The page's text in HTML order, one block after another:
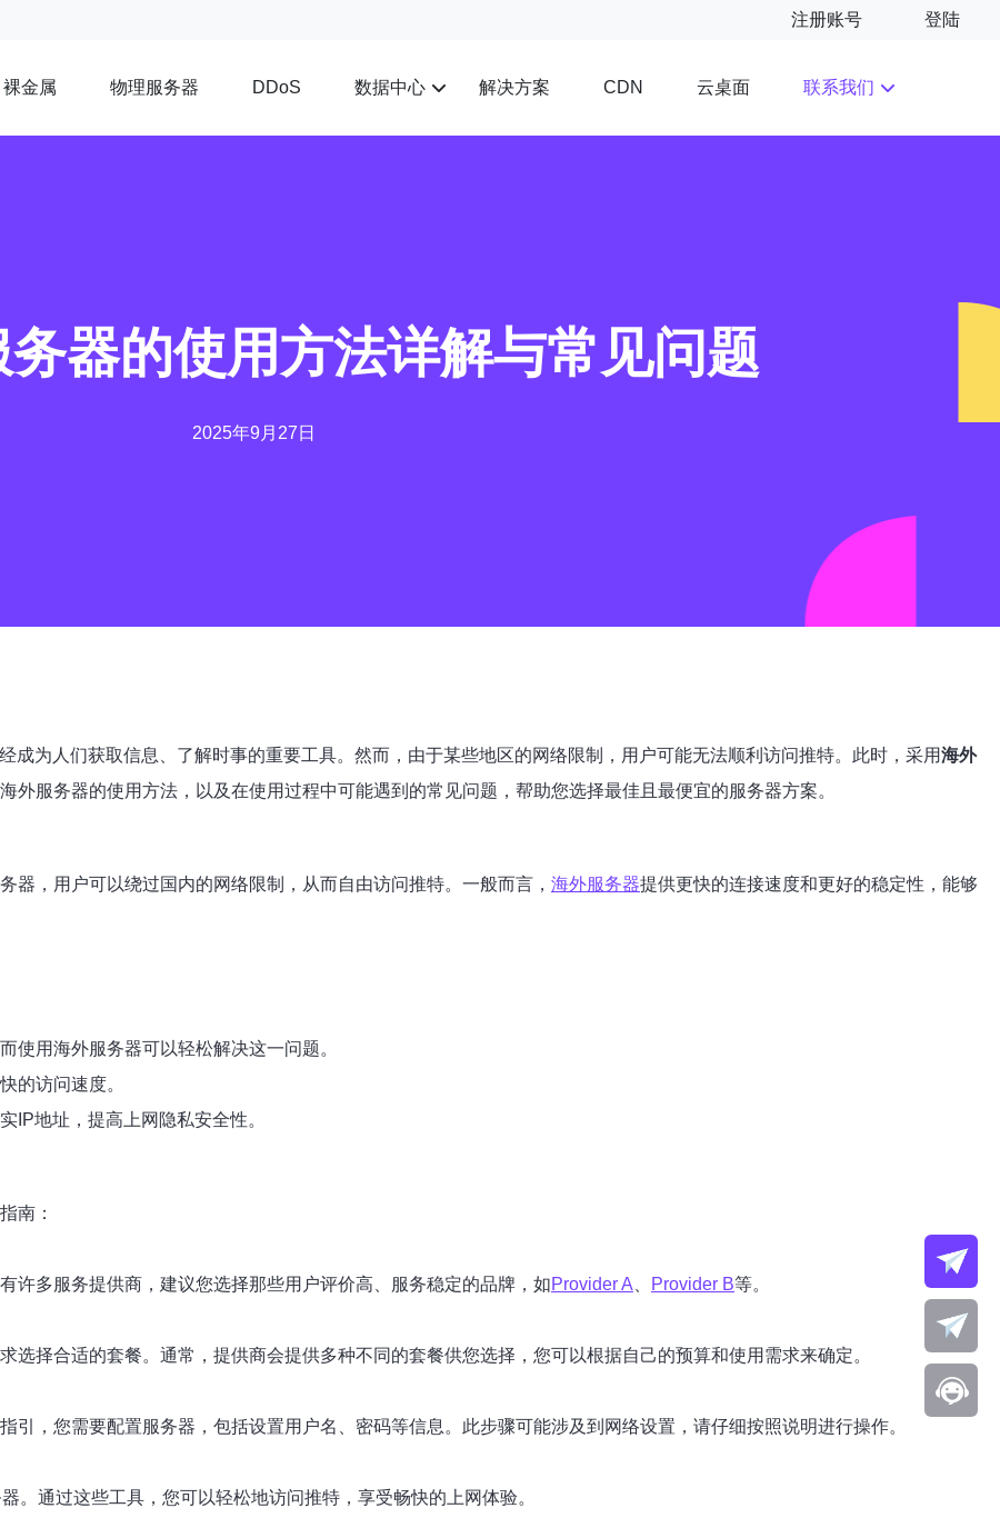
注册账号 登陆
裸金属 物理服务器 DDoS 数据中心 解决方案 CDN 云桌面 联系我们
器的使用方法详解与常见问题
2025年9月27日
成为人们获取信息、了解时事的重要工具。然而，由于某些地区的网络限制，用户可能无法顺利访问推特。此时，采用海外
外服务器的使用方法，以及在使用过程中可能遇到的常见问题，帮助您选择最佳且最便宜的服务器方案。
器，用户可以绕过国内的网络限制，从而自由访问推特。一般而言， 海外服务器提供更快的连接速度和更好的稳定性，能够
使用海外服务器可以轻松解决这一问题。
的访问速度。
IP地址，提高上网隐私安全性。
南：
许多服务提供商，建议您选择那些用户评价高、服务稳定的品牌，如Provider A Provider B等。
选择合适的套餐。通常，提供商会提供多种不同的套餐供您选择，您可以根据自己的预算和使用需求来确定。
引，您需要配置服务器，包括设置用户名、密码等信息。此步骤可能涉及到网络设置，请仔细按照说明进行操作。
。通过这些工具，您可以轻松地访问推特，享受畅快的上网体验。